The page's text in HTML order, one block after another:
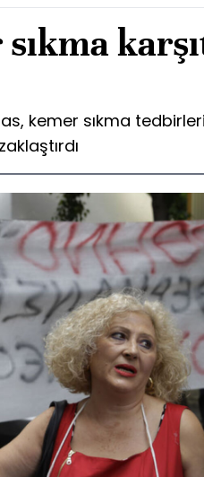
kemer sıkma